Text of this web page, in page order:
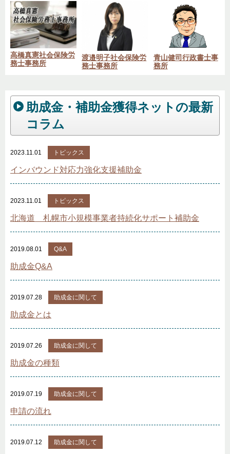
高橋真憲社会保険労
務士事務所
渡邉明子社会保険労
務士事務所
青山健司行政書士事
務所
助成金・補助金獲得ネットの最新
コラム
2023.11.01 トピックス
インバウンド対応力強化支援補助金
2023.11.01 トピックス
北海道 札幌市小規模事業者持続化サポート補助金
2019.08.01 Q&A
助成金Q&A
2019.07.28 助成金に関して
助成金とは
2019.07.26 助成金に関して
助成金の種類
2019.07.19 助成金に関して
申請の流れ
2019.07.12 助成金に関して